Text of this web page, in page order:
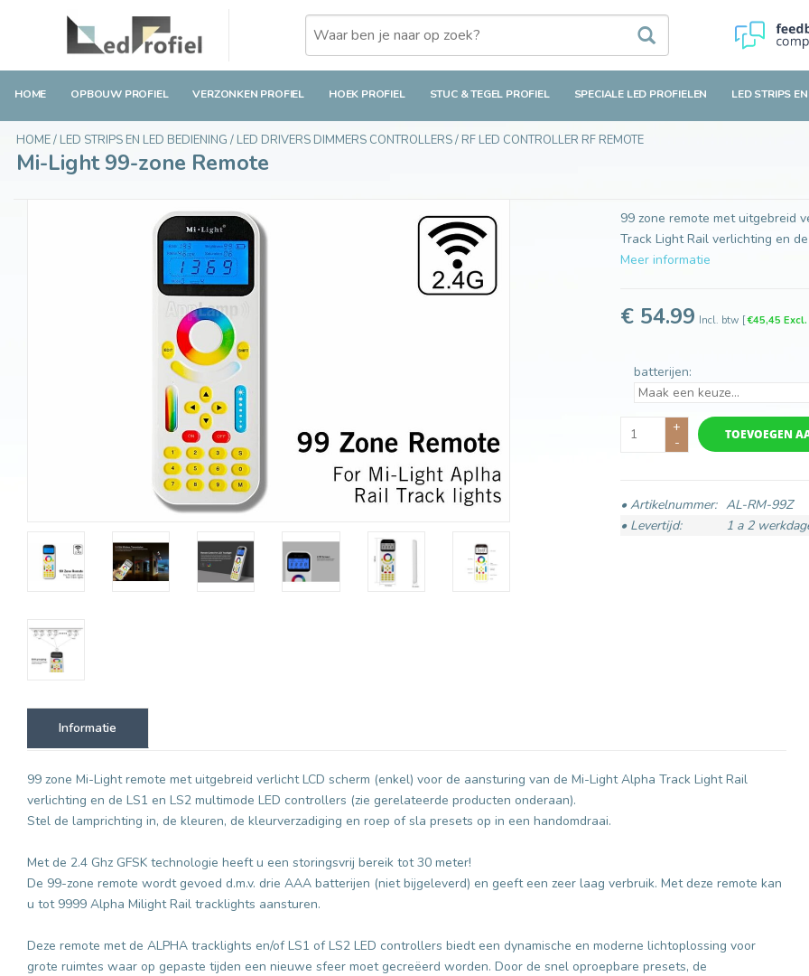
HOME OPBOUW PROFIEL VERZONKEN PROFIEL HOEK PROFIEL STUC & TEGEL PROFIEL SPECIALE LED PROFIELEN LED STRIPS
Mi-Light 99-zone Remote
HOME/ LED STRIPS EN LED BEDIENING / LED DRIVERS DIMMERS CONTROLLERS/ RF LED CONTROLLER RF REMOTE
Mi-Light 99-zone Remote
99 zone remote met uitgebreid
Track Light Rail verlichting en
Meer informatie
€ 54.99 Incl. btw [€45,45
batterijen:
+
-
TOEVOEGEN
• Artikelnummer: AL-RM-99Z
• Levertijd:
1 a 2
Informatie
99 zone Mi-Light remote met uitgebreid verlicht LCD scherm (enkel) voor de aansturing van de Mi-Light Alpha Track Light Rail
verlichting en de LS1 en LS2 multimode LED controllers (zie gerelateerde producten onderaan).
Stel de lamprichting in, de kleuren, de kleurverzadiging en roep of sla presets op in een handomdraai.
Met de 2.4 Ghz GFSK technologie heeft u een storingsvrij bereik tot 30 meter!
De 99-zone remote wordt gevoed d.m.v. drie AAA batterijen (niet bijgeleverd) en geeft een zeer laag verbruik. Met deze remote kan
u tot 9999 Alpha Milight Rail tracklights aansturen.
Deze remote met de ALPHA tracklights en/of LS1 of LS2 LED controllers biedt een dynamische en moderne lichtoplossing voor
grote ruimtes waar op gepaste tijden een nieuwe sfeer moet gecreëerd worden. Door de snel oproepbare presets, de